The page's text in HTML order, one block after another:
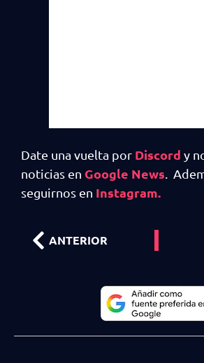
Date una vuelta por Discord y
noticias en Google News .
seguirnos en Instagram.
ANTERIOR